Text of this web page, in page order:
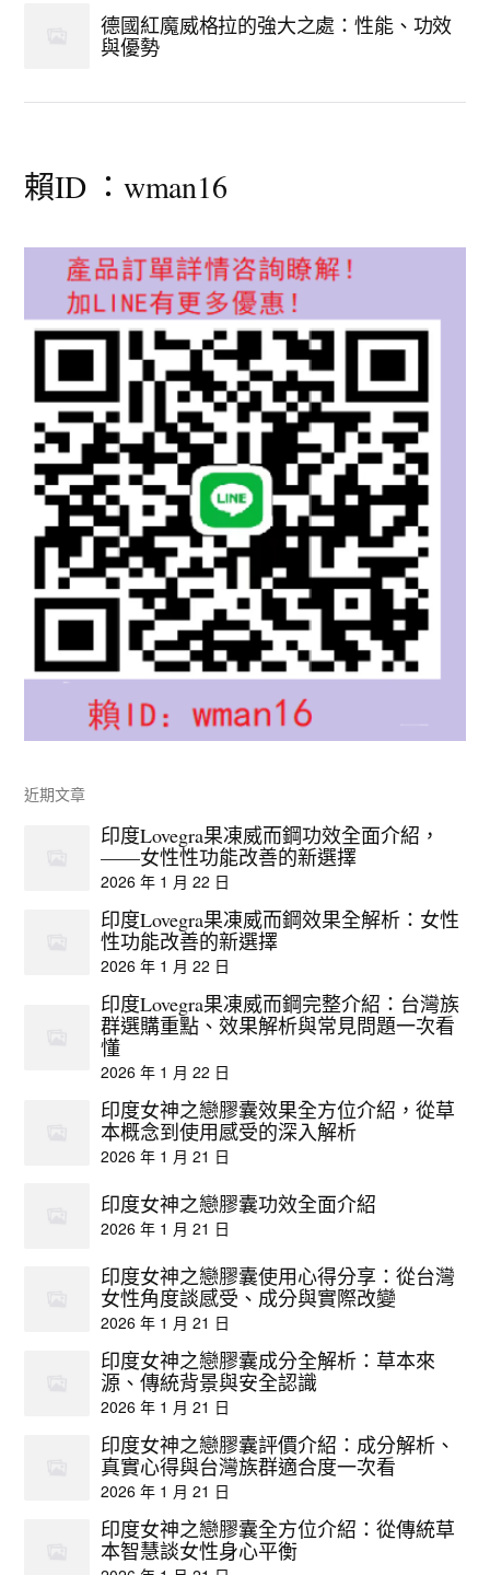
德國紅魔威格拉的強大之處：性能、功效
與優勢
賴ID ：wman16
近期文章
印度Lovegra果凍威而鋼功效全面介紹，
——女性性功能改善的新選擇
2026 年 1 月 22 日
印度Lovegra果凍威而鋼效果全解析：女性
性功能改善的新選擇
2026 年 1 月 22 日
印度Lovegra果凍威而鋼完整介紹：台灣族
群選購重點、效果解析與常見問題一次看
懂
2026 年 1 月 22 日
印度女神之戀膠囊效果全方位介紹，從草
本概念到使用感受的深入解析
2026 年 1 月 21 日
印度女神之戀膠囊功效全面介紹
2026 年 1 月 21 日
印度女神之戀膠囊使用心得分享：從台灣
女性角度談感受、成分與實際改變
2026 年 1 月 21 日
印度女神之戀膠囊成分全解析：草本來
源、傳統背景與安全認識
2026 年 1 月 21 日
印度女神之戀膠囊評價介紹：成分解析、
真實心得與台灣族群適合度一次看
2026 年 1 月 21 日
印度女神之戀膠囊全方位介紹：從傳統草
本智慧談女性身心平衡